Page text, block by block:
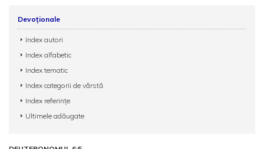
Devoționale
Index autori
Index alfabetic
Index tematic
Index categorii de vârstă
Index referințe
Ultimele adăugate